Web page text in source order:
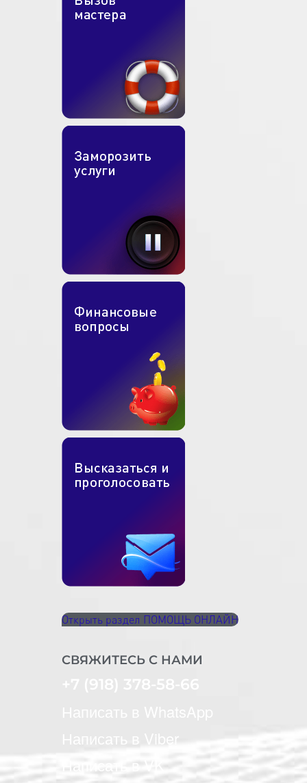
Открыть раздел ПОМОЩЬ ОНЛАЙН
СВЯЖИТЕСЬ С НАМИ
Написать в Viber
Написать в VK